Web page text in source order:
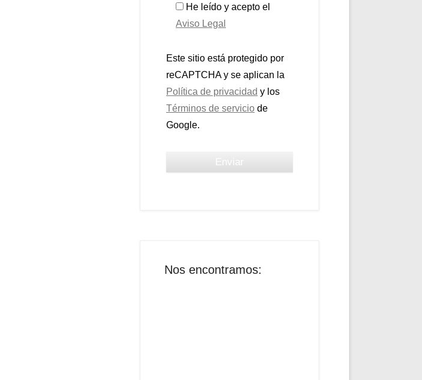
He leído y acepto el
Aviso Legal
Este sitio está protegido por
reCAPTCHA y se aplican la
Política de privacidad y los
Términos de servicio de
Google.
Nos encontramos: